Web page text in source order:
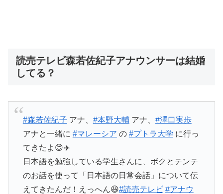
読売テレビ森若佐紀子アナウンサーは結婚
してる？
#森若佐紀子 アナ、 #本野大輔アナ、 #澤口実歩
アナと一緒に #マレーシア の #プトラ大学 に行っ
てきたよ😊✈️
日本語を勉強している学生さんに、ボクとテンテ
のお話を使って「日本語の日常会話」について伝
えてきたんだ！えっへん😆#読売テレビ #アナウ